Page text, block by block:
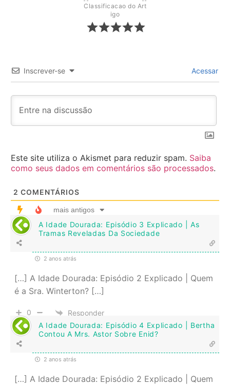
Classificacao do Art
igo
Inscrever-se Acessar
Este site utiliza o Akismet para reduzir spam. Saiba
como seus dados em comentários são processados.
2 COMENTÁRIOS
mais antigos
A Idade Dourada: Episódio 3 Explicado | As
Tramas Reveladas Da Sociedade
2 anos atrás
[…] A Idade Dourada: Episódio 2 Explicado | Quem
é a Sra. Winterton? […]
0
Responder
A Idade Dourada: Episódio 4 Explicado | Bertha
Contou A Mrs. Astor Sobre Enid?
2 anos atrás
[…] A Idade Dourada: Episódio 2 Explicado | Quem